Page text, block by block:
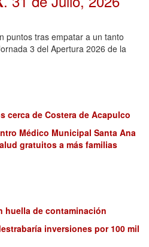
puntos tras empatar a un tanto
3 del Apertura 2026 de la
cerca de Costera de Acapulco
Médico Municipal Santa Ana
gratuitos a más familias
huella de contaminación
inversiones por 100 mil